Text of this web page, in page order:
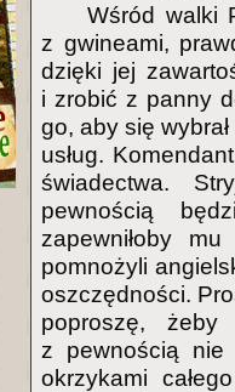
Wśród walki
z gwineami,
dzięki jej
i zrobić z panny
go, aby się
usług.
świadectwa.
pewnością
zapewniłoby
pomnożyli
oszczędności.
poproszę,
z pewnością nie
okrzykami